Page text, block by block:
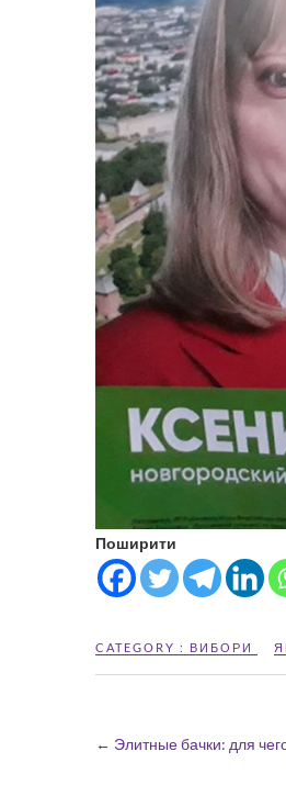
Поширити
CATEGORY : ВИБОРИ
← Элитные бачки: для